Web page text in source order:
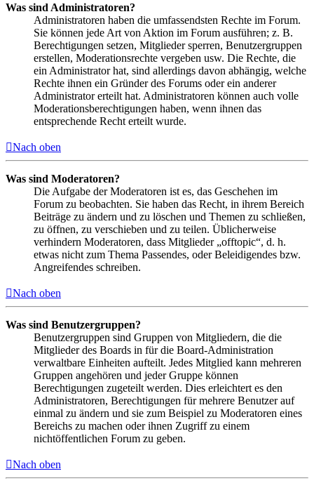
Was sind Administratoren?
Administratoren haben die umfassendsten Rechte im Forum.
Sie können jede Art von Aktion im Forum ausführen; z. B.
Berechtigungen setzen, Mitglieder sperren, Benutzergruppen
erstellen, Moderationsrechte vergeben usw. Die Rechte, die
ein Administrator hat, sind allerdings davon abhängig, welche
Rechte ihnen ein Gründer des Forums oder ein anderer
Administrator erteilt hat. Administratoren können auch volle
Moderationsberechtigungen haben, wenn ihnen das
entsprechende Recht erteilt wurde.
Nach oben
Was sind Moderatoren?
Die Aufgabe der Moderatoren ist es, das Geschehen im
Forum zu beobachten. Sie haben das Recht, in ihrem Bereich
Beiträge zu ändern und zu löschen und Themen zu schließen,
zu öffnen, zu verschieben und zu teilen. Üblicherweise
verhindern Moderatoren, dass Mitglieder „offtopic“, d. h.
etwas nicht zum Thema Passendes, oder Beleidigendes bzw.
Angreifendes schreiben.
Nach oben
Was sind Benutzergruppen?
Benutzergruppen sind Gruppen von Mitgliedern, die die
Mitglieder des Boards in für die Board-Administration
verwaltbare Einheiten aufteilt. Jedes Mitglied kann mehreren
Gruppen angehören und jeder Gruppe können
Berechtigungen zugeteilt werden. Dies erleichtert es den
Administratoren, Berechtigungen für mehrere Benutzer auf
einmal zu ändern und sie zum Beispiel zu Moderatoren eines
Bereichs zu machen oder ihnen Zugriff zu einem
nichtöffentlichen Forum zu geben.
Nach oben